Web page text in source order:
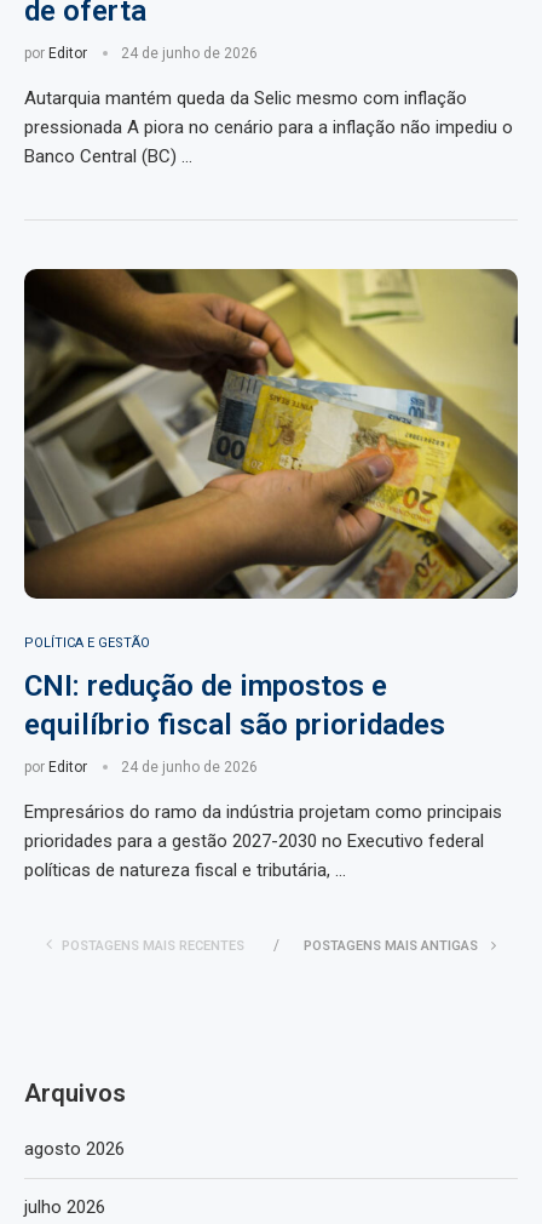
de oferta
por Editor 24 de junho de 2026
Autarquia mantém queda da Selic mesmo com inflação
pressionada A piora no cenário para a inflação não impediu o
Banco Central (BC) …
POLÍTICA E GESTÃO
CNI: redução de impostos e
equilíbrio fiscal são prioridades
por Editor 24 de junho de 2026
Empresários do ramo da indústria projetam como principais
prioridades para a gestão 2027-2030 no Executivo federal
políticas de natureza fiscal e tributária, …
POSTAGENS MAIS RECENTES POSTAGENS MAIS ANTIGAS
Arquivos
agosto 2026
julho 2026